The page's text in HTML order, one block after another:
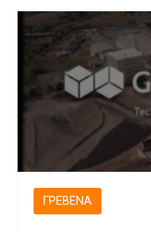
ΓΡΕΒΕΝΆ